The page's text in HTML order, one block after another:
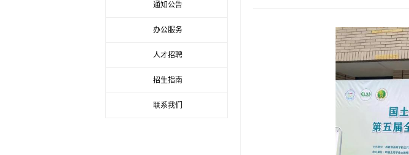
通知公告
办公服务
人才招聘
招生指南
联系我们